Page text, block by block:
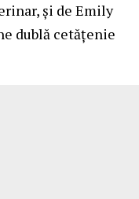
și de Emily
dublă cetățenie